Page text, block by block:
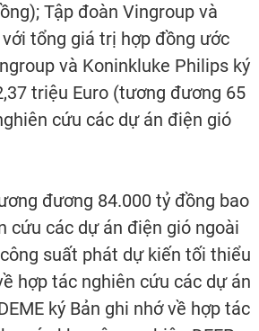
Tập đoàn Vingroup và
tổng giá trị hợp đồng ước
và Koninkluke Philips ký
triệu Euro (tương đương 65
cứu các dự án điện gió
đương 84.000 tỷ đồng bao
cứu các dự án điện gió ngoài
suất phát dự kiến tối thiểu
hợp tác nghiên cứu các dự án
ký Bản ghi nhớ về hợp tác